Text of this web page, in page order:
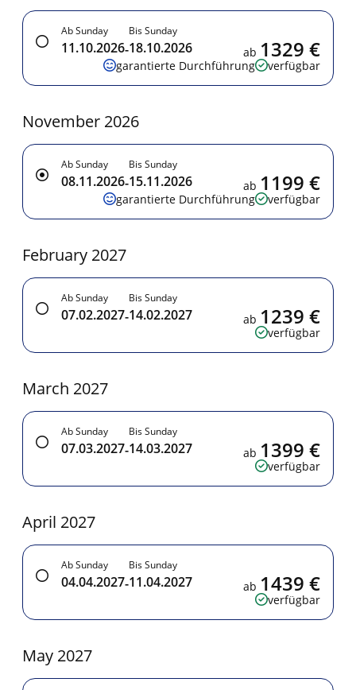
Ab Sunday
11.10.2026-
Bis Sunday
18.10.2026
garantierte Durchführung verfügbar
ab 1329 €
November 2026
Ab Sunday
08.11.2026-
Bis Sunday
15.11.2026
garantierte Durchführung verfügbar
ab 1199 €
February 2027
Ab Sunday
07.02.2027-
Bis Sunday
14.02.2027
verfügbar
ab 1239 €
March 2027
Ab Sunday
07.03.2027-
Bis Sunday
14.03.2027
verfügbar
ab 1399 €
April 2027
Ab Sunday
04.04.2027-
Bis Sunday
11.04.2027
verfügbar
ab 1439 €
May 2027